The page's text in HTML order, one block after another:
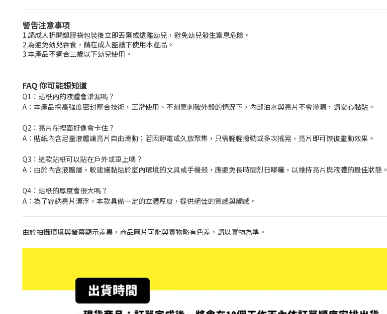
警告注意事項
1.請成人拆開塑膠袋包裝後立即丟棄或遠離幼兒，避免幼兒發生窒息危險。
2.為避免幼兒吞食，請在成人監護下使用本產品。
3.本產品不適合三歲以下幼兒使用。
FAQ 你可能想知道
Q1：貼紙內的液體會滲漏嗎？
A：本產品採高強度密封壓合技術，正常使用、不刻意刺破外殼的情況下，內部油水與亮片不會滲漏，請安心黏貼。
Q2：亮片在裡面好像會卡住？
A：貼紙內含足量液體讓亮片自由滑動；若因靜電或久放聚集，只需輕輕撥動或多次搖晃，亮片即可恢復靈動效果。
Q3：這款貼紙可以貼在戶外或車上嗎？
A：由於內含液體層，較建議黏貼於室內環境的文具或手機殼，應避免長時間烈日曝曬，以維持亮片與液體的最佳狀態。
Q4：貼紙的厚度會很大嗎？
A：為了容納亮片漂浮，本款具備一定的立體厚度，提供絕佳的質感與觸感。
由於拍攝環境與螢幕顯示差異，商品圖片可能與實物略有色差，請以實物為準。